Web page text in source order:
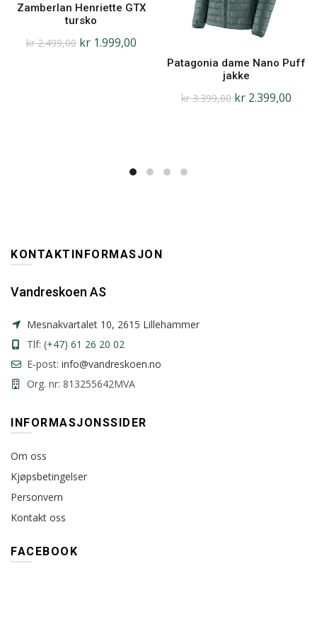
Zamberlan Henriette GTX
tursko
kr2.499,00 kr1.999,00
Patagonia dame Nano Puff
jakke
kr3.399,00 kr2.399,00
KONTAKTINFORMASJON
Vandreskoen AS
Mesnakvartalet 10, 2615 Lillehammer
Tlf: (+47) 61 26 20 02
E-post: info@vandreskoen.no
Org. nr: 813255642MVA
INFORMASJONSSIDER
Om oss
Kjøpsbetingelser
Personvern
Kontakt oss
FACEBOOK